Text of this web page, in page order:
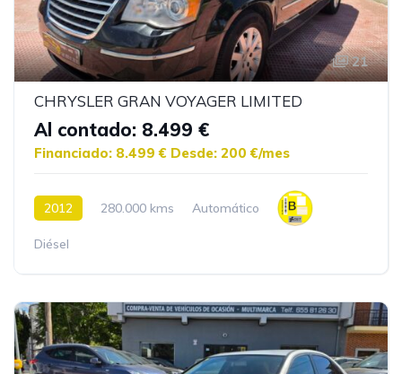
21
CHRYSLER GRAN VOYAGER LIMITED
Al contado: 8.499 €
Financiado: 8.499 € Desde: 200 €/mes
2012 280.000 kms Automático
Diésel